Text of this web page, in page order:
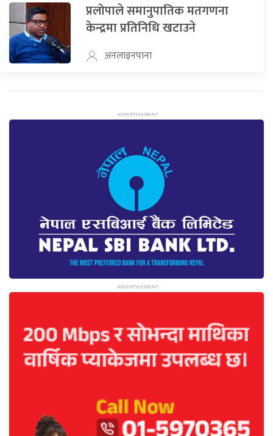
प्रलोपाले समानुपातिक मतगणना
केन्द्रमा प्रतिनिधि खटाउने
अनलाइनपाना